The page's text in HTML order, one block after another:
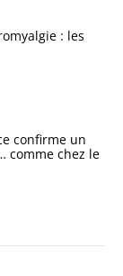
: les
confirme un
comme chez le